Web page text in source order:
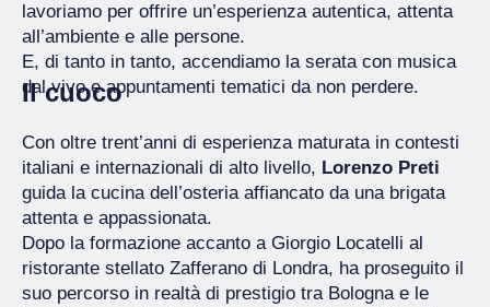
lavoriamo per offrire un’esperienza autentica, attenta
all’ambiente e alle persone.
E, di tanto in tanto, accendiamo la serata con musica
dal vivo e appuntamenti tematici da non perdere.
Il cuoco
Con oltre trent’anni di esperienza maturata in contesti
italiani e internazionali di alto livello, Lorenzo Preti
guida la cucina dell’osteria affiancato da una brigata
attenta e appassionata.
Dopo la formazione accanto a Giorgio Locatelli al
ristorante stellato Zafferano di Londra, ha proseguito il
suo percorso in realtà di prestigio tra Bologna e le